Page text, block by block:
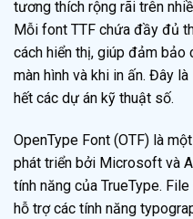
tương thích rộng rãi trên
Mỗi font TTF chứa đầy đủ
cách hiển thị, giúp đảm
màn hình và khi in ấn. Đây
hết các dự án kỹ thuật số.
OpenType Font (OTF) là
phát triển bởi Microsoft và
tính năng của TrueType.
hỗ trợ các tính năng